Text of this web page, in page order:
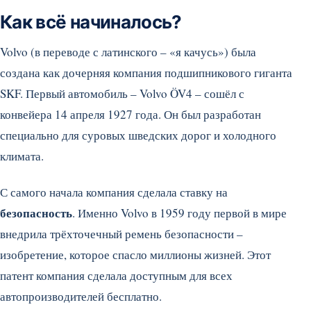
Как всё начиналось?
Volvo (в переводе с латинского – «я качусь») была
создана как дочерняя компания подшипникового гиганта
SKF. Первый автомобиль – Volvo ÖV4 – сошёл с
конвейера 14 апреля 1927 года. Он был разработан
специально для суровых шведских дорог и холодного
климата.
С самого начала компания сделала ставку на
безопасность. Именно Volvo в 1959 году первой в мире
внедрила трёхточечный ремень безопасности –
изобретение, которое спасло миллионы жизней. Этот
патент компания сделала доступным для всех
автопроизводителей бесплатно.